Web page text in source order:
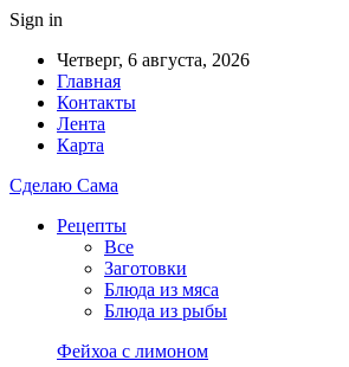
Sign in
Четверг, 6 августа, 2026
Главная
Контакты
Лента
Карта
Сделаю Сама
Рецепты
Все
Заготовки
Блюда из мяса
Блюда из рыбы
Фейхоа с лимоном